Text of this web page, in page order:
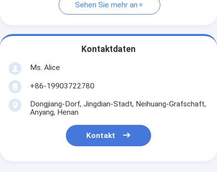
Sehen Sie mehr an
Kontaktdaten
Ms. Alice
+86-19903722780
Dongjiang-Dorf, Jingdian-Stadt, Neihuang-Grafschaft,
Anyang, Henan
Kontakt